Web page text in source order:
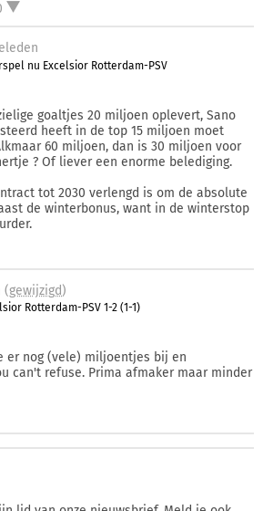
nu Excelsior Rotterdam-PSV
goaltjes 20 miljoen oplevert, Sano
heeft in de top 15 miljoen moet
60 miljoen, dan is 30 miljoen voor
? Of liever een enorme belediging.
tot 2030 verlengd is om de absolute
de winterbonus, want in de winterstop
(gewijzigd)
Rotterdam-PSV 1-2 (1-1)
er nog (vele) miljoentjes bij en
can't refuse. Prima afmaker maar minder